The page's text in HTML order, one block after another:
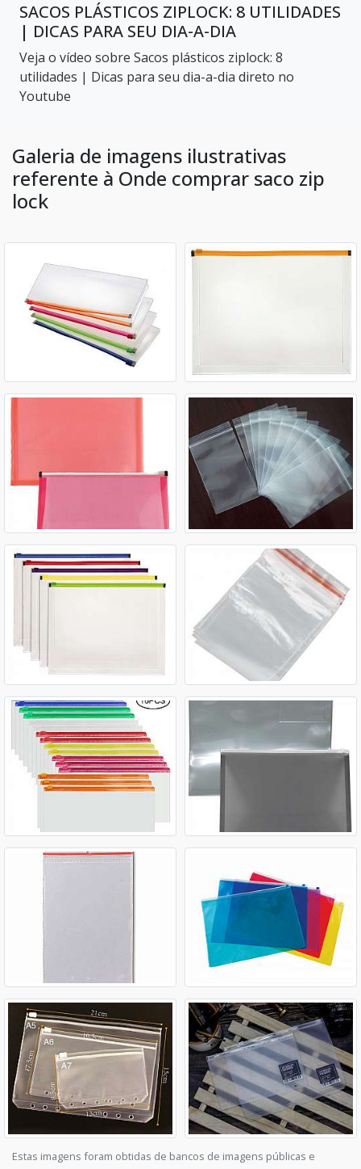
SACOS PLÁSTICOS ZIPLOCK: 8 UTILIDADES
| DICAS PARA SEU DIA-A-DIA
Veja o vídeo sobre Sacos plásticos ziplock: 8
utilidades | Dicas para seu dia-a-dia direto no
Youtube
Galeria de imagens ilustrativas
referente à Onde comprar saco zip
lock
Estas imagens foram obtidas de bancos de imagens públicas e